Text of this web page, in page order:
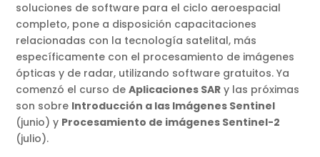
soluciones de software para el ciclo aeroespacial
completo, pone a disposición capacitaciones
relacionadas con la tecnología satelital, más
específicamente con el procesamiento de imágenes
ópticas y de radar, utilizando software gratuitos. Ya
comenzó el curso deAplicaciones SAR y las próximas
son sobre Introducción a las Imágenes Sentinel
(junio) y Procesamiento de imágenes Sentinel-2
(julio).